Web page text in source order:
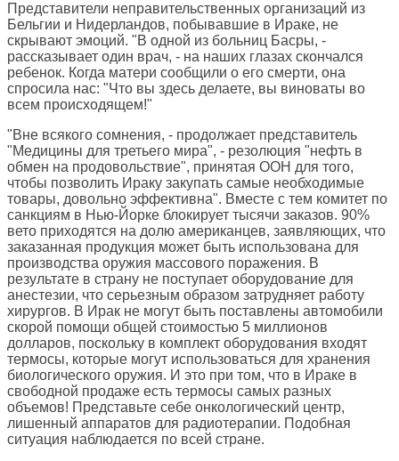
Представители неправительственных организаций из
Бельгии и Нидерландов, побывавшие в Ираке, не
скрывают эмоций. "В одной из больниц Басры, -
рассказывает один врач, - на наших глазах скончался
ребенок. Когда матери сообщили о его смерти, она
спросила нас: "Что вы здесь делаете, вы виноваты во
всем происходящем!"
"Вне всякого сомнения, - продолжает представитель
"Медицины для третьего мира", - резолюция "нефть в
обмен на продовольствие", принятая ООН для того,
чтобы позволить Ираку закупать самые необходимые
товары, довольно эффективна". Вместе с тем комитет по
санкциям в Нью-Йорке блокирует тысячи заказов. 90%
вето приходятся на долю американцев, заявляющих, что
заказанная продукция может быть использована для
производства оружия массового поражения. В
результате в страну не поступает оборудование для
анестезии, что серьезным образом затрудняет работу
хирургов. В Ирак не могут быть поставлены автомобили
скорой помощи общей стоимостью 5 миллионов
долларов, поскольку в комплект оборудования входят
термосы, которые могут использоваться для хранения
биологического оружия. И это при том, что в Ираке в
свободной продаже есть термосы самых разных
объемов! Представьте себе онкологический центр,
лишенный аппаратов для радиотерапии. Подобная
ситуация наблюдается по всей стране.